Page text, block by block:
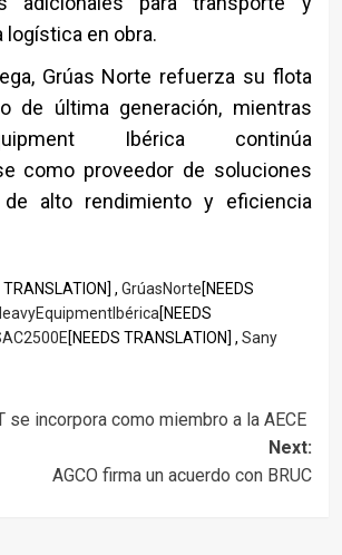
logística en obra.
Grúas Norte refuerza su flota
de última generación, mientras
Ibérica continúa
como proveedor de soluciones
alto rendimiento y eficiencia
TRANSLATION] , GrúasNorte[NEEDS
[NEEDS
[NEEDS TRANSLATION] , Sany
se incorpora como miembro a la AECE
Next:
AGCO firma un acuerdo con BRUC